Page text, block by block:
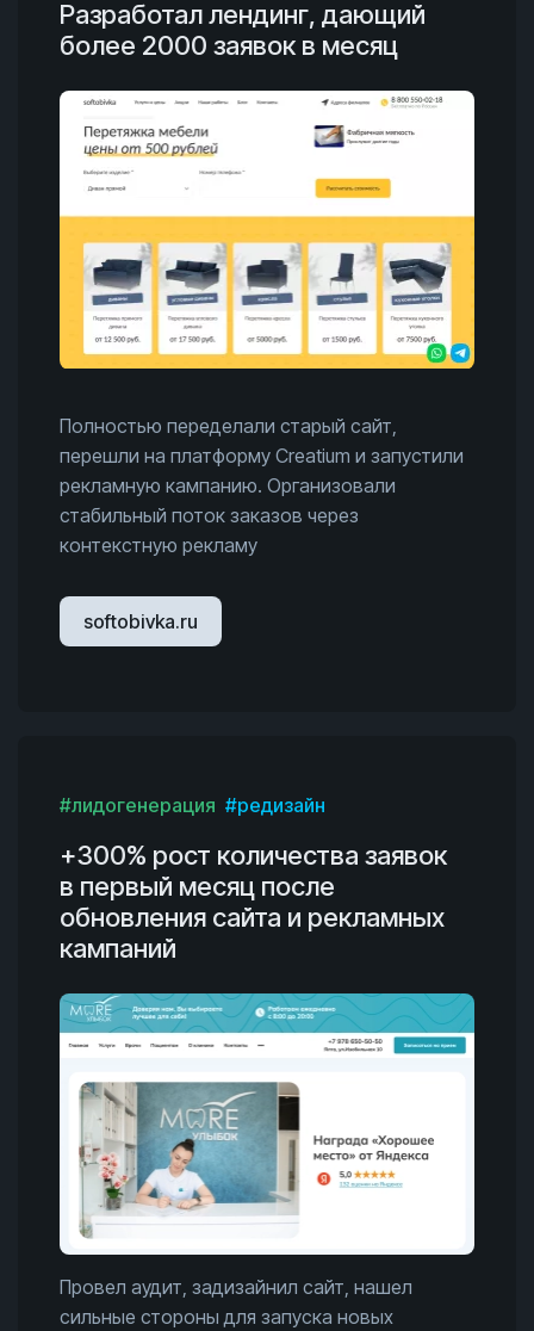
Разработал лендинг, дающий
более 2000 заявок в месяц
Полностью переделали старый сайт,
перешли на платформу Creatium и запустили
рекламную кампанию. Организовали
стабильный поток заказов через
контекстную рекламу
softobivka.ru
#лидогенерация #редизайн
+300% рост количества заявок
в первый месяц после
обновления сайта и рекламных
кампаний
Провел аудит, задизайнил сайт, нашел
сильные стороны для запуска новых